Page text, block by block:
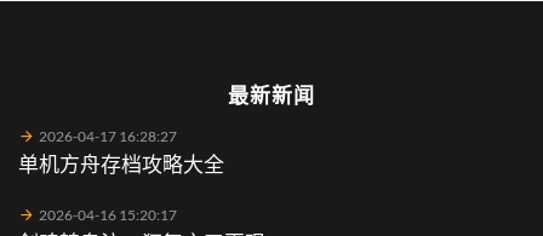
最新新闻
2026-04-17 16:28:27
单机方舟存档攻略大全
2026-04-16 15:20:17